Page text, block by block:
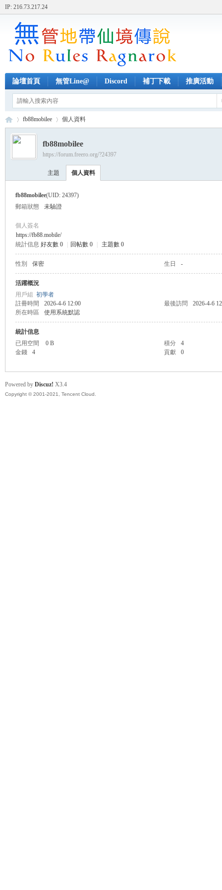
IP: 216.73.217.24
論壇首頁 無管Line@ Discord 補丁下載 推廣活動
›
fb88mobilee 個人資料
fb88mobilee
https://forum.freero.org/?24397
主題 個人資料
fb88mobilee(UID: 24397)
郵箱狀態
未驗證
個人簽名
https://fb88.mobile/
統計信息 好友數 0 回帖數 0 主題數 0
性別 保密 生日 -
活躍概況
用戶組 初學者
註冊時間
2026-4-6 12:00 最後訪問
2026-4-6
所在時區
使用系統默認
統計信息
已用空間
0 B 積分
4
金錢
4 貢獻 0
Powered by Discuz! X3.4
Copyright © 2001-2021, Tencent Cloud.